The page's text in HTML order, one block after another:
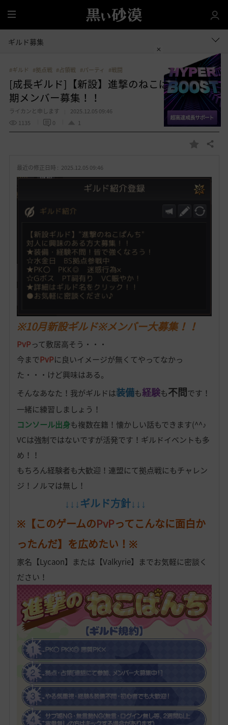
全
体
ギルド募集
#ギルド #拠点戦 #占領戦 #パーティ #戦闘
[成長ギルド]【新設】進撃のねこぱんち 初
期メンバー募集！！
ライカンと申します
2025.12.05 09:46
1135
0 1
お
入
り
共有する
最近の修正日時 : 2025.12.05 09:46
※10月新設ギルド※メンバー大募集！！
PvPって敷居高そう・・・
今までPvPに良いイメージが無くてやってなかっ
た・・・けど興味はある。
そんなあなた！我がギルドは装備も経験も不問です！
一緒に練習しましょう！
コンソール出身も複数在籍！懐かしい話もできます(^^♪
VCは強制ではないですが活発です！ギルドイベントも多
め！！
もちろん経験者も大歓迎！連盟にて拠点戦にもチャレン
ジ！ノルマは無し！
↓↓↓ギルド方針↓↓↓
※【このゲームのPvPってこんなに面白か
ったんだ】を広めたい！※
家名【Lycaon】または【Valkyrie】までお気軽に密談く
ださい！